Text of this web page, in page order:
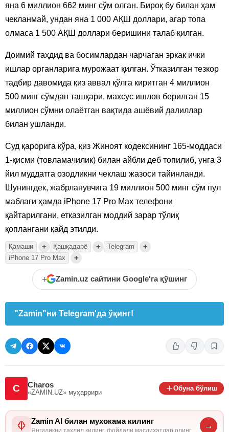
яна 6 миллион 662 минг сўм олган. Бироқ бу билан ҳам
чекланмай, ундан яна 1 000 АҚШ доллари, агар топа
олмаса 1 500 АҚШ доллари беришини талаб қилган.
Доимий таҳдид ва босимлардан чарчаган эркак ички
ишлар органларига мурожаат қилган. Ўтказилган тезкор
тадбир давомида қиз аввал қўлга киритган 4 миллион
500 минг сўмдан ташқари, махсус ишлов берилган 15
миллион сўмни олаётган вақтида ашёвий далиллар
билан ушланди.
Суд қарорига кўра, қиз Жиноят кодексининг 165-моддаси
1-қисми (товламачилик) билан айбли деб топилиб, унга 3
йил муддатга озодликни чеклаш жазоси тайинланди.
Шунингдек, жабрланувчига 19 миллион 500 минг сўм пул
маблағи ҳамда iPhone 17 Pro Max телефони
қайтарилгани, етказилган моддий зарар тўлиқ
қоплангани қайд этилди.
Қамаши + Қашқадарё + Telegram +
iPhone 17 Pro Max +
+ Zamin.uz сайтини Google'га қўшинг
"Zamin"ни Telegram'да ўқинг!
C Charos
«ZAMIN.UZ» муҳаррири
Обуна бўлиш
Zamin AI билан мухокама килинг →